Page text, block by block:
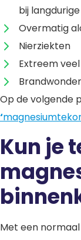
bij
Overmatig
Nierziekten
Extreem
Op de volgende
‘
Kun je
Met een